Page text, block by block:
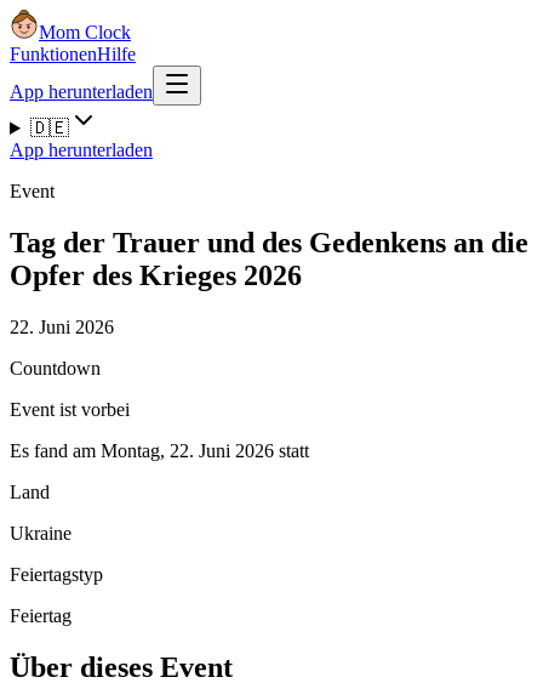
Mom Clock
FunktionenHilfe
App herunterladen
🇩🇪
App herunterladen
Event
Tag der Trauer und des Gedenkens an die
Opfer des Krieges 2026
22. Juni 2026
Countdown
Event ist vorbei
Es fand am Montag, 22. Juni 2026 statt
Land
Ukraine
Feiertagstyp
Feiertag
Über dieses Event